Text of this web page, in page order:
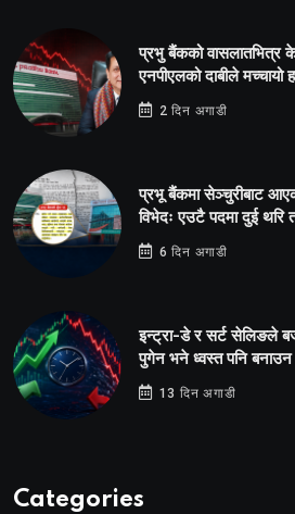
प्रभु बैंकको
एनपीएलको दाबीले
2 दिन अगाडी
प्रभू बैंकमा सेञ्चुरीबाट
विभेदः एउटै पदमा दुई थरि
6 दिन अगाडी
इन्ट्रा-डे र सर्ट सेलिङले
पुगेन भने ध्वस्त पनि
13 दिन अगाडी
Categories